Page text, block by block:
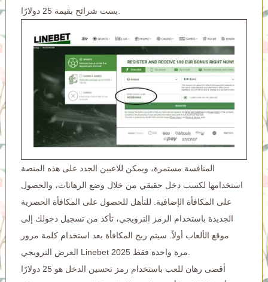
بست شرائح بقيمة 25 دولارًا.
المنافسة مستمرة، ويمكن للاعبين الجدد على هذه المنصة
استخدامها لكسب دخل حقيقي من خلال وضع الرهانات، والحصول
على المكافأة الإضافية. للتأهل للحصول على المكافأة الحصرية
الجديدة باستخدام الرمز الترويجي، تأكد من تسجيل دخولك إلى
موقع الألعاب أولاً. سيتم ربح المكافأة بعد استخدام كلمة مرور
أقصى رهان للعب باستخدام رمز تحسين الدخل هو 25 دولارًا